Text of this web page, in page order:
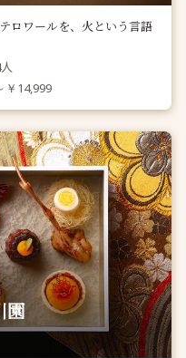
ロワールを、火という言語
人
￥14,999
園